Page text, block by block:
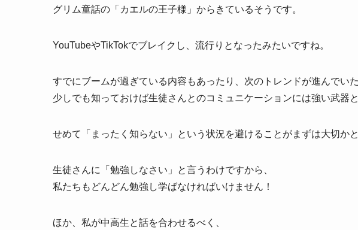
グリム童話の「カエルの王子様」からきているそうです。
YouTubeやTikTokでブレイクし、流行りとなったみたいですね。
すでにブームが過ぎている内容もあったり、次のトレンドが進んでい
少しでも知っておけば生徒さんとのコミュニケーションには強い武器と
せめて「まったく知らない」という状況を避けることがまずは大切かと
生徒さんに「勉強しなさい」と言うわけですから、
私たちもどんどん勉強し学ばなければいけません！
ほか、私が中高生と話を合わせるべく、